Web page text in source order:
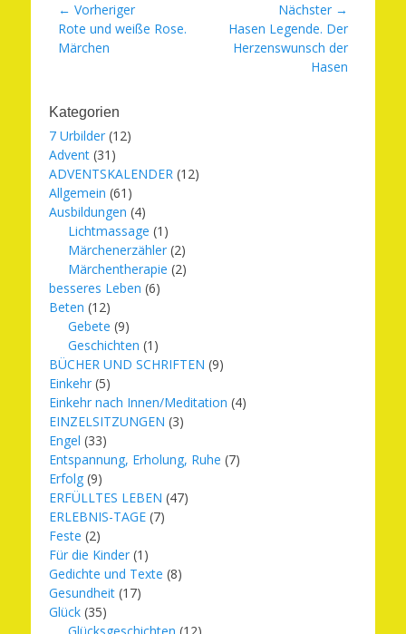
Beitragsnavigation
← Vorheriger
Vorheriger
Beitrag:
Rote und weiße Rose.
Märchen
Nächster →
Nächster
Beitrag:
Hasen Legende. Der
Herzenswunsch der
Hasen
Kategorien
7 Urbilder (12)
Advent (31)
ADVENTSKALENDER (12)
Allgemein (61)
Ausbildungen (4)
Lichtmassage (1)
Märchenerzähler (2)
Märchentherapie (2)
besseres Leben (6)
Beten (12)
Gebete (9)
Geschichten (1)
BÜCHER UND SCHRIFTEN (9)
Einkehr (5)
Einkehr nach Innen/Meditation (4)
EINZELSITZUNGEN (3)
Engel (33)
Entspannung, Erholung, Ruhe (7)
Erfolg (9)
ERFÜLLTES LEBEN (47)
ERLEBNIS-TAGE (7)
Feste (2)
Für die Kinder (1)
Gedichte und Texte (8)
Gesundheit (17)
Glück (35)